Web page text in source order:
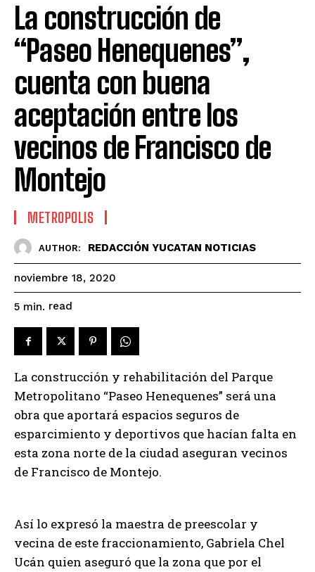
La construcción de
“Paseo Henequenes”,
cuenta con buena
aceptación entre los
vecinos de Francisco de
Montejo
METROPOLIS
AUTHOR: REDACCIÓN YUCATAN NOTICIAS
noviembre 18, 2020
5 min. read
La construcción y rehabilitación del Parque
Metropolitano “Paseo Henequenes” será una
obra que aportará espacios seguros de
esparcimiento y deportivos que hacían falta en
esta zona norte de la ciudad aseguran vecinos
de Francisco de Montejo.
Así lo expresó la maestra de preescolar y
vecina de este fraccionamiento, Gabriela Chel
Ucán quien aseguró que la zona que por el